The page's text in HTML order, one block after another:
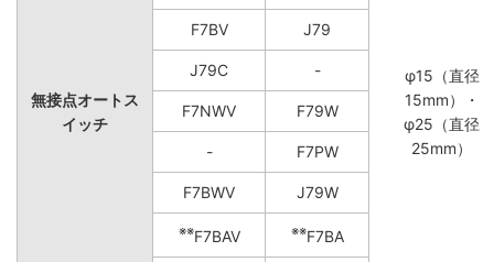
無接点オートス
イッチ
φ15（直径
15mm）・
φ25（直径
25mm）
F7BV J79
J79C -
F7NWV F79W
- F7PW
F7BWV J79W
※※F7BAV ※※F7BA